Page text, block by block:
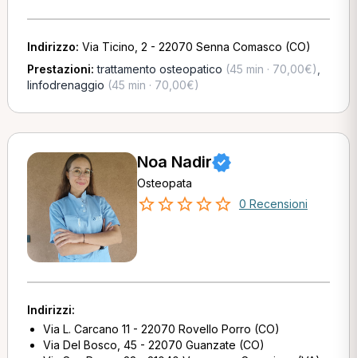
Indirizzo: Via Ticino, 2 - 22070 Senna Comasco (CO)
Prestazioni:trattamento osteopatico (45 min · 70,00€)
linfodrenaggio (45 min · 70,00€)
Noa Nadir
Osteopata
0 Recensioni
Indirizzi:
Via L. Carcano 11 - 22070 Rovello Porro (CO)
Via Del Bosco, 45 - 22070 Guanzate (CO)